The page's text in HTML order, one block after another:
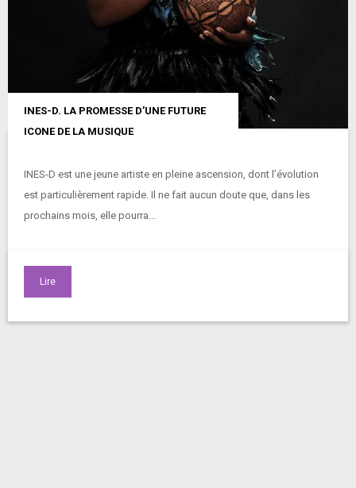
INES-D. LA PROMESSE D’UNE FUTURE
ICONE DE LA MUSIQUE
INES-D est une jeune artiste en pleine ascension, dont l’évolution
est particulièrement rapide. Il ne fait aucun doute que, dans les
prochains mois, elle pourra...
Lire